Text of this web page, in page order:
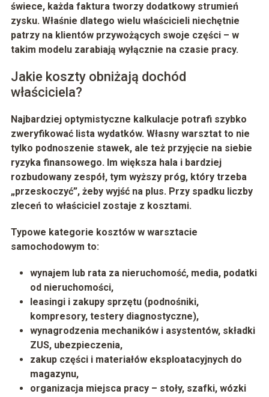
świece, każda faktura tworzy dodatkowy strumień
zysku. Właśnie dlatego wielu właścicieli niechętnie
patrzy na klientów przywożących swoje części – w
takim modelu zarabiają wyłącznie na czasie pracy.
Jakie koszty obniżają dochód
właściciela?
Najbardziej optymistyczne kalkulacje potrafi szybko
zweryfikować lista wydatków. Własny warsztat to nie
tylko podnoszenie stawek, ale też przyjęcie na siebie
ryzyka finansowego. Im większa hala i bardziej
rozbudowany zespół, tym wyższy próg, który trzeba
„przeskoczyć”, żeby wyjść na plus. Przy spadku liczby
zleceń to właściciel zostaje z kosztami.
Typowe kategorie kosztów w warsztacie
samochodowym to:
wynajem lub rata za nieruchomość, media, podatki
od nieruchomości,
leasingi i zakupy sprzętu (podnośniki,
kompresory, testery diagnostyczne),
wynagrodzenia mechaników i asystentów, składki
ZUS, ubezpieczenia,
zakup części i materiałów eksploatacyjnych do
magazynu,
organizacja miejsca pracy – stoły, szafki, wózki